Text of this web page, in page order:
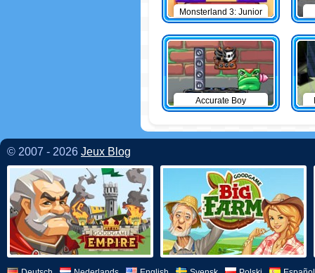
Monsterland 3: Junior
Returns
Accurate Boy
© 2007 - 2026 Jeux Blog